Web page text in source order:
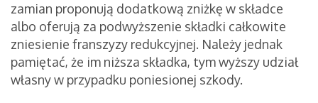
zamian proponują dodatkową zniżkę w składce
albo oferują za podwyższenie składki całkowite
zniesienie franszyzy redukcyjnej. Należy jednak
pamiętać, że im niższa składka, tym wyższy udział
własny w przypadku poniesionej szkody.